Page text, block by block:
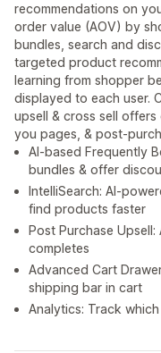
recommendations on
order value (AOV) by
bundles, search and
targeted product
learning from shopper
displayed to each user.
upsell & cross sell
you pages, & post-
AI-based Frequently
bundles & offer
IntelliSearch: AI-
find products faster
Post Purchase
completes
Advanced Cart
shipping bar in cart
Analytics: Track